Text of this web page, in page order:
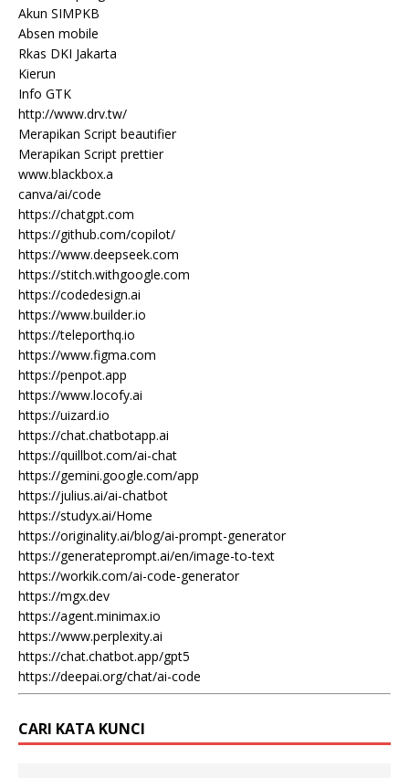
Akun SIMPKB
Absen mobile
Rkas DKI Jakarta
Kierun
Info GTK
http://www.drv.tw/
Merapikan Script beautifier
Merapikan Script prettier
www.blackbox.a
canva/ai/code
https://chatgpt.com
https://github.com/copilot/
https://www.deepseek.com
https://stitch.withgoogle.com
https://codedesign.ai
https://www.builder.io
https://teleporthq.io
https://www.figma.com
https://penpot.app
https://www.locofy.ai
https://uizard.io
https://chat.chatbotapp.ai
https://quillbot.com/ai-chat
https://gemini.google.com/app
https://julius.ai/ai-chatbot
https://studyx.ai/Home
https://originality.ai/blog/ai-prompt-generator
https://generateprompt.ai/en/image-to-text
https://workik.com/ai-code-generator
https://mgx.dev
https://agent.minimax.io
https://www.perplexity.ai
https://chat.chatbot.app/gpt5
https://deepai.org/chat/ai-code
CARI KATA KUNCI